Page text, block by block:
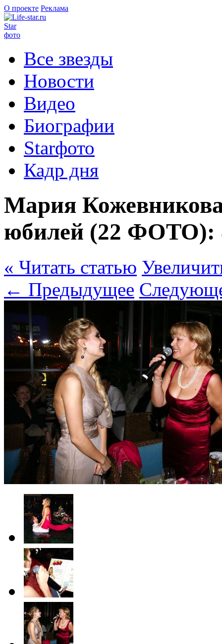
О проекте Реклама
Star
фото
Все звезды
Новости
Видео
Биографии
Starфото
Кадр дня
Мария
юбилей (22 ФОТО):
« Читать статью
← Предыдущее